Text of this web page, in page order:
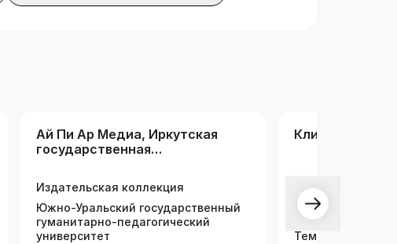
Ай Пи Ар Медиа, Иркутская
государственная
последипломного
образования
Издательская коллекция
Южно-Уральский государственный
гуманитарно-педагогический
университет
Клиническая
Тематическая